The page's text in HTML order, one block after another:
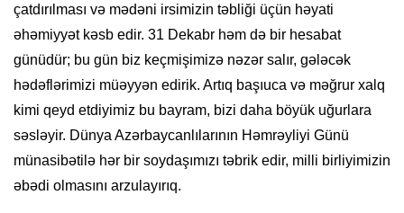
çatdırılması və mədəni irsimizin təbliği üçün həyati
əhəmiyyət kəsb edir. 31 Dekabr həm də bir hesabat
günüdür; bu gün biz keçmişimizə nəzər salır, gələcək
hədəflərimizi müəyyən edirik. Artıq başıuca və məğrur xalq
kimi qeyd etdiyimiz bu bayram, bizi daha böyük uğurlara
səsləyir. Dünya Azərbaycanlılarının Həmrəyliyi Günü
münasibətilə hər bir soydaşımızı təbrik edir, milli birliyimizin
əbədi olmasını arzulayırıq.